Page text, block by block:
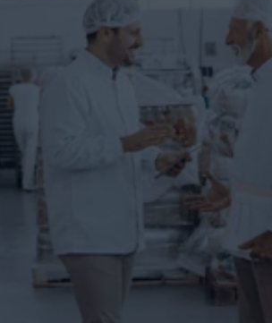
والصوصات
من المعلبات والصوصات للمطاعم